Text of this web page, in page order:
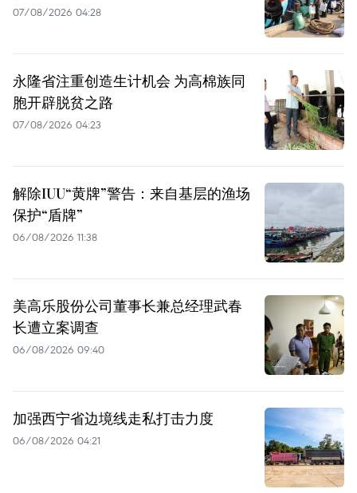
07/08/2026 04:28
永隆省注重创造生计机会 为高棉族同
胞开辟脱贫之路
07/08/2026 04:23
解除IUU“黄牌”警告：来自基层的渔场
保护“盾牌”
06/08/2026 11:38
美高乐股份公司董事长兼总经理武春
长遭立案调查
06/08/2026 09:40
加强西宁省边境线走私打击力度
06/08/2026 04:21